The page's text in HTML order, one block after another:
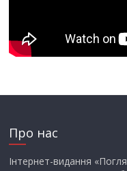
Про нас
Інтернет-видання